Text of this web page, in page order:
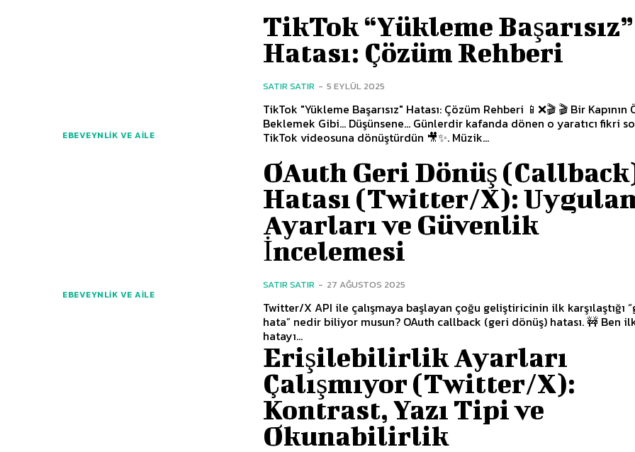
EBEVEYNLIK VE AILE
TikTok “Yükleme Başarısız”
Hatası: Çözüm Rehberi
SATIR SATIR - 5 EYLÜL 2025
TikTok "Yükleme Başarısız" Hatası: Çözüm Rehberi 📱❌🎬 🎬 Bir Kapının
Beklemek Gibi… Düşünsene… Günlerdir kafanda dönen o yaratıcı fikri
TikTok videosuna dönüştürdün 🎥✨. Müzik...
EBEVEYNLIK VE AILE
OAuth Geri Dönüş
Hatası (Twitter/X):
Ayarları ve Güvenlik
İncelemesi
SATIR SATIR - 27 AĞUSTOS 2025
Twitter/X API ile çalışmaya başlayan çoğu geliştiricinin ilk karşılaştığı
hata” nedir biliyor musun? OAuth callback (geri dönüş) hatası. 🚧 Ben
hatayı...
Erişilebilirlik Ayarları
Çalışmıyor (Twitter/X):
Kontrast, Yazı Tipi ve
Okunabilirlik